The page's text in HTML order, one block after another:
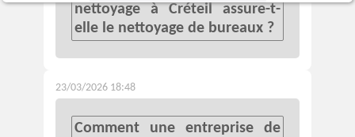
nettoyage à Créteil assure-t-
elle le nettoyage de bureaux ?
23/03/2026 18:48
Comment une entreprise de